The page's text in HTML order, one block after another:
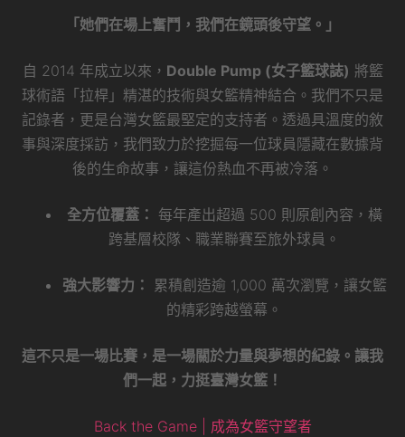
「她們在場上奮鬥，我們在鏡頭後守望。」
自 2014 年成立以來， Double Pump (女子籃球誌) 將籃
球術語「拉桿」精湛的技術與女籃精神結合。我們不只是
記錄者，更是台灣女籃最堅定的支持者。透過具溫度的敘
事與深度採訪，我們致力於挖掘每一位球員隱藏在數據背
後的生命故事，讓這份熱血不再被冷落。
全方位覆蓋： 每年產出超過 500 則原創內容，橫
跨基層校隊、職業聯賽至旅外球員。
強大影響力：
累積創造逾 1,000 萬次瀏覽，讓女籃
的精彩跨越螢幕。
這不只是一場比賽，是一場關於力量與夢想的紀錄。讓我
們一起，力挺臺灣女籃！
Back the Game | 成為女籃守望者